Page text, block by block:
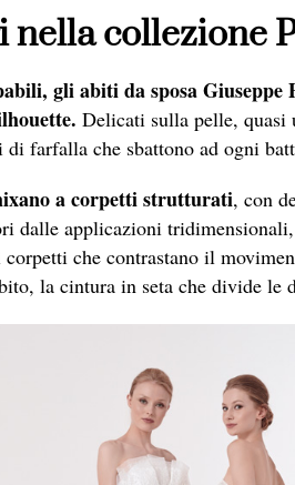
nella collezione
gli abiti da sposa Giuseppe
Delicati sulla pelle, quasi
di farfalla che sbattono ad ogni
a corpetti strutturati, con
dalle applicazioni
che contrastano il
la cintura in seta che divide le